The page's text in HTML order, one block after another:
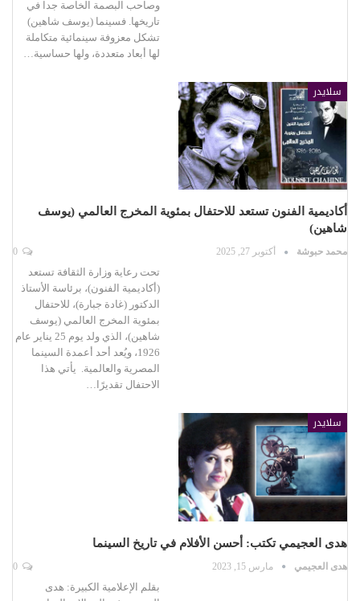
وصاحب البصمة الخاصة جدا في
تاريخها. فسينما (يوسف شاهين)
تشكل معزوفة سينمائية متكاملة
لها أبعاد متعددة، ولها حساسية…
سلايدر
أكاديمية الفنون تستعد للاحتفال بمئوية المخرج العالمي (يوسف
شاهين)
محمد حبوشة أكتوبر 27, 2025
تحت رعاية وزارة الثقافة تستعد
(أكاديمية الفنون)، برئاسة الأستاذ
الدكتور (غادة جبارة)، للاحتفال
بمئوية المخرج العالمي (يوسف
شاهين)، الذي ولد يوم 25 يناير عام
1926، ويُعد أحد أعمدة السينما
المصرية والعالمية. يأتي هذا
الاحتفال تقديرًا…
سلايدر
هدى العجيمي تكتب: أحسن الأفلام في تاريخ السينما
هدى العجيمي مارس 15, 2023
بقلم الإعلامية الكبيرة: هدى